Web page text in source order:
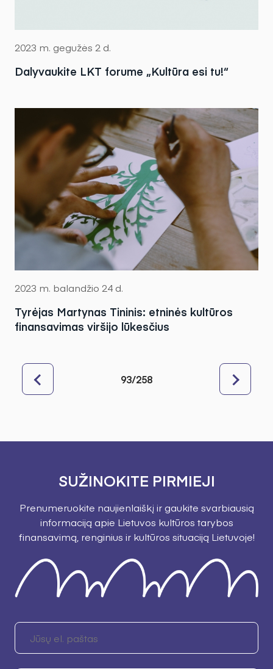
2023 m. gegužės 2 d.
Dalyvaukite LKT forume „Kultūra esi tu!“
2023 m. balandžio 24 d.
Tyrėjas Martynas Tininis: etninės kultūros
finansavimas viršijo lūkesčius
93/258
SUŽINOKITE PIRMIEJI
Prenumeruokite naujienlaiškį ir gaukite svarbiausią
informaciją apie Lietuvos kultūros tarybos
finansavimą, renginius ir kultūros situaciją Lietuvoje!